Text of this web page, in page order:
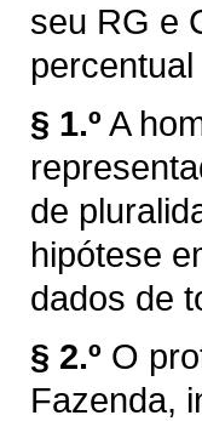
seu RG e
§ 1.º A
de
hipótese
dados de
§ 2.º O
Fazenda,